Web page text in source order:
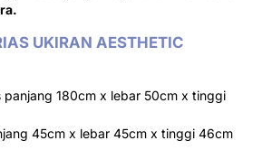
UKIRAN AESTHETIC
panjang 180cm x lebar 50cm x tinggi
45cm x lebar 45cm x tinggi 46cm